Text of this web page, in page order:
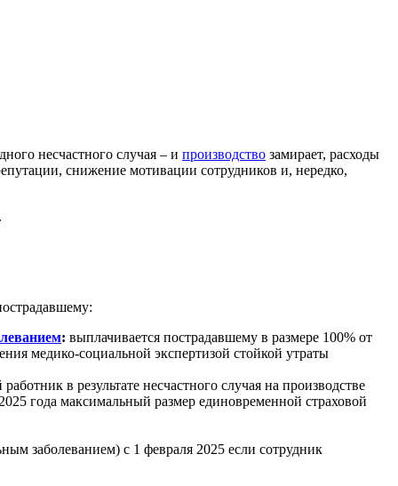
несчастного случая – и производство замирает, расходы
снижение мотивации сотрудников и, нередко,
: выплачивается пострадавшему в размере 100% от
медико-социальной экспертизой стойкой утраты
в результате несчастного случая на производстве
года максимальный размер единовременной страховой
заболеванием) с 1 февраля 2025 если сотрудник